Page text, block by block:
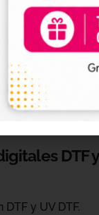
de
práctica para
de
DTF
y UV DTF.